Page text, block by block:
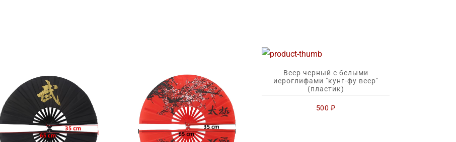
Веер черный с белыми
иероглифами "кунг-фу веер"
(пластик)
500 ₽